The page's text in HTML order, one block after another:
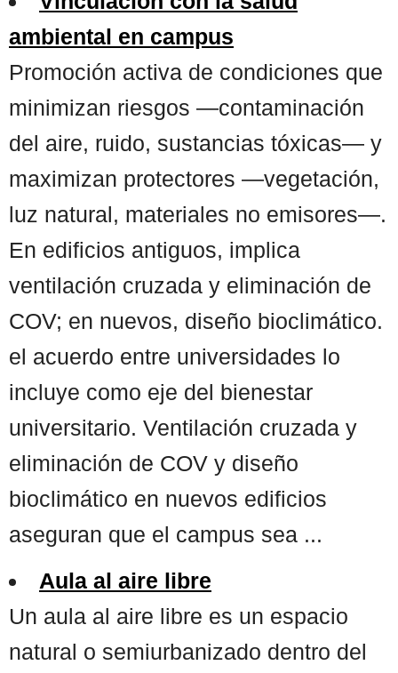
ambiental en campus
Promoción activa de condiciones que
minimizan riesgos —contaminación
del aire, ruido, sustancias tóxicas— y
maximizan protectores —vegetación,
luz natural, materiales no emisores—.
En edificios antiguos, implica
ventilación cruzada y eliminación de
COV; en nuevos, diseño bioclimático.
el acuerdo entre universidades lo
incluye como eje del bienestar
universitario. Ventilación cruzada y
eliminación de COV y diseño
bioclimático en nuevos edificios
aseguran que el campus sea ...
Aula al aire libre
Un aula al aire libre es un espacio
natural o semiurbanizado dentro del